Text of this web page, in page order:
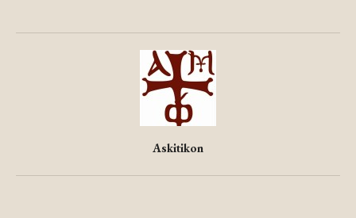
Askitikon